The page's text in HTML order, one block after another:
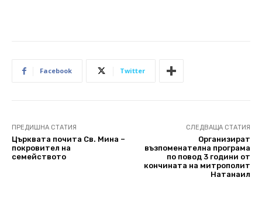
Facebook Twitter
ПРЕДИШНА СТАТИЯ
Църквата почита Св. Мина –
покровител на
семейството
СЛЕДВАЩА СТАТИЯ
Организират
възпоменателна програма
по повод 3 години от
кончината на митрополит
Натанаил